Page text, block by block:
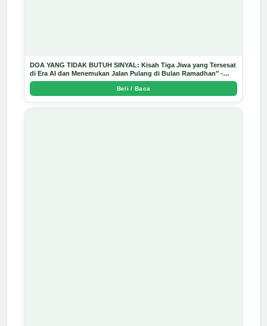
DOA YANG TIDAK BUTUH SINYAL: Kisah Tiga Jiwa yang Tersesat
di Era AI dan Menemukan Jalan Pulang di Bulan Ramadhan" -
Arda Dinata
Beli / Baca